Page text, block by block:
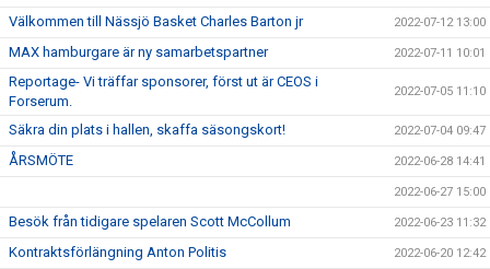
Välkommen till Nässjö Basket Charles Barton jr 2022-07-12 13:00
MAX hamburgare är ny samarbetspartner 2022-07-11 10:01
Reportage- Vi träffar sponsorer, först ut är CEOS i
Forserum.
2022-07-05 11:10
Säkra din plats i hallen, skaffa säsongskort! 2022-07-04 09:47
ÅRSMÖTE 2022-06-28 14:41
2022-06-27 15:00
Besök från tidigare spelaren Scott McCollum 2022-06-23 11:32
Kontraktsförlängning Anton Politis 2022-06-20 12:42